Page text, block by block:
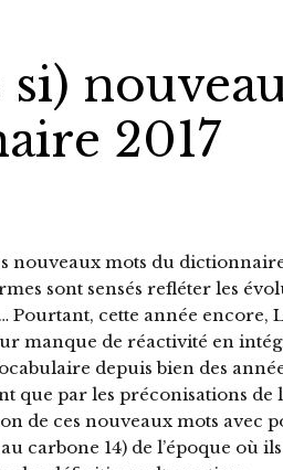
si)
2017
nouveaux mots du
sont sensés refléter les
Pourtant, cette année encore,
manque de réactivité en
depuis bien des
que par les préconisations de
de ces nouveaux mots avec
carbone 14) de l’époque où